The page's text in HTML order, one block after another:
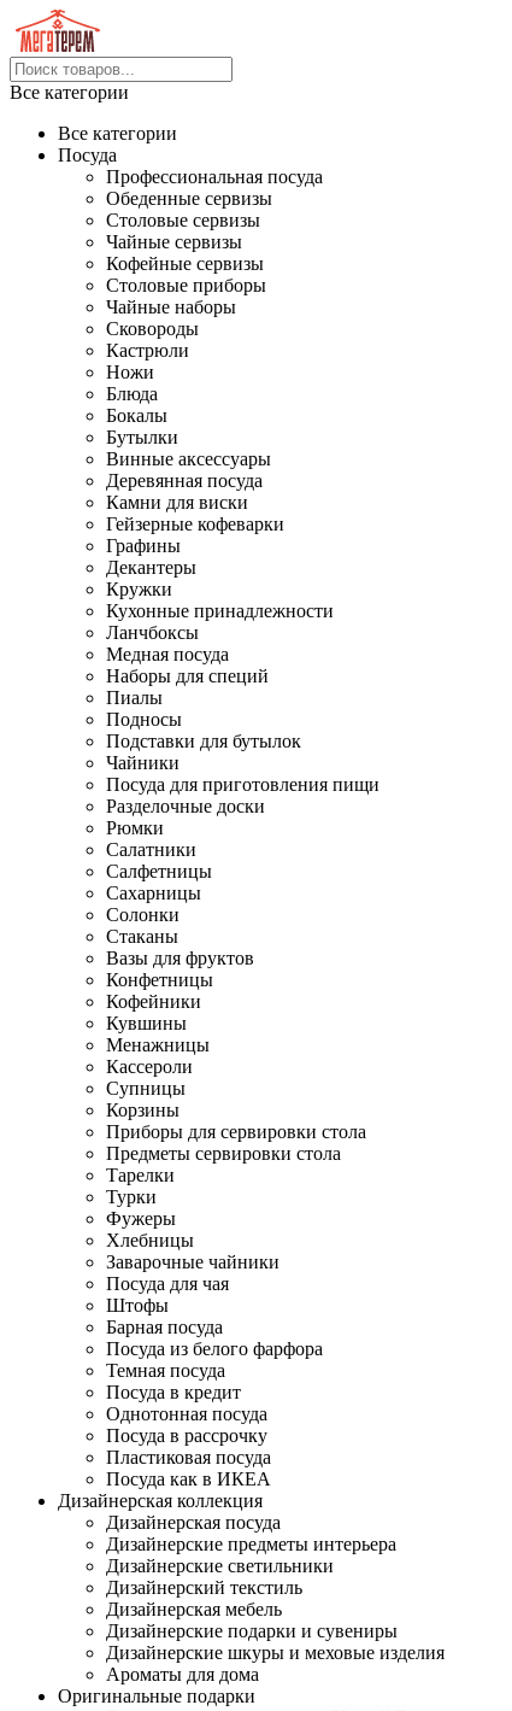
Все категории
Все категории
Посуда
Профессиональная посуда
Обеденные сервизы
Столовые сервизы
Чайные сервизы
Кофейные сервизы
Столовые приборы
Чайные наборы
Сковороды
Кастрюли
Ножи
Блюда
Бокалы
Бутылки
Винные аксессуары
Деревянная посуда
Камни для виски
Гейзерные кофеварки
Графины
Декантеры
Кружки
Кухонные принадлежности
Ланчбоксы
Медная посуда
Наборы для специй
Пиалы
Подносы
Подставки для бутылок
Чайники
Посуда для приготовления пищи
Разделочные доски
Рюмки
Салатники
Салфетницы
Сахарницы
Солонки
Стаканы
Вазы для фруктов
Конфетницы
Кофейники
Кувшины
Менажницы
Кассероли
Супницы
Корзины
Приборы для сервировки стола
Предметы сервировки стола
Тарелки
Турки
Фужеры
Хлебницы
Заварочные чайники
Посуда для чая
Штофы
Барная посуда
Посуда из белого фарфора
Темная посуда
Посуда в кредит
Однотонная посуда
Посуда в рассрочку
Пластиковая посуда
Посуда как в ИКЕА
Дизайнерская коллекция
Дизайнерская посуда
Дизайнерские предметы интерьера
Дизайнерские светильники
Дизайнерский текстиль
Дизайнерская мебель
Дизайнерские подарки и сувениры
Дизайнерские шкуры и меховые изделия
Ароматы для дома
Оригинальные подарки